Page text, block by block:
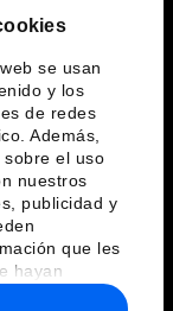
se usan
y los
de redes
Además,
el uso
nuestros
publicidad y
que les
hayan
que haya